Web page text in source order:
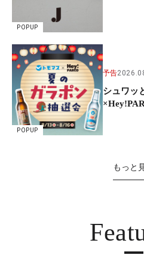
POPUP
POPUP
予告
シュワッ
もっと